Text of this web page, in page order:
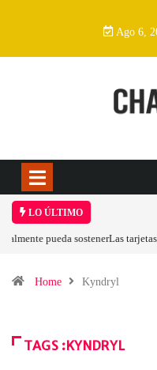
Ago 6,
LO ÚLTIMO
Las tarjetas gráficas RDNA 5 ya
Home Kyndryl
TAGS :KYNDRYL